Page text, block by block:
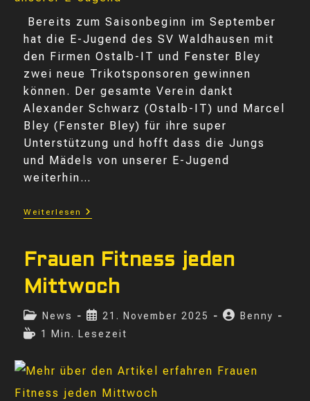
Bereits zum Saisonbeginn im September
hat die E-Jugend des SV Waldhausen mit
den Firmen Ostalb-IT und Fenster Bley
zwei neue Trikotsponsoren gewinnen
können. Der gesamte Verein dankt
Alexander Schwarz (Ostalb-IT) und Marcel
Bley (Fenster Bley) für ihre super
Unterstützung und hofft dass die Jungs
und Mädels von unserer E-Jugend
weiterhin…
Weiterlesen
Ostalb
Bley
Sind
Trikotsponsoren
E-
Jugend
Frauen Fitness jeden
Mittwoch
Beitrags-
Kategorie:
News
Beitrag
veröffentlicht:
21. November 2025
Beitrags-
Benny
Lesedauer:
1 Min. Lesezeit